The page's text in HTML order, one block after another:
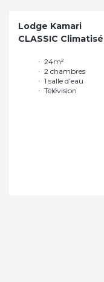
Lodge Kamari
CLASSIC Climatisé
24m²
2 chambres
1 salle d’eau
Télévision